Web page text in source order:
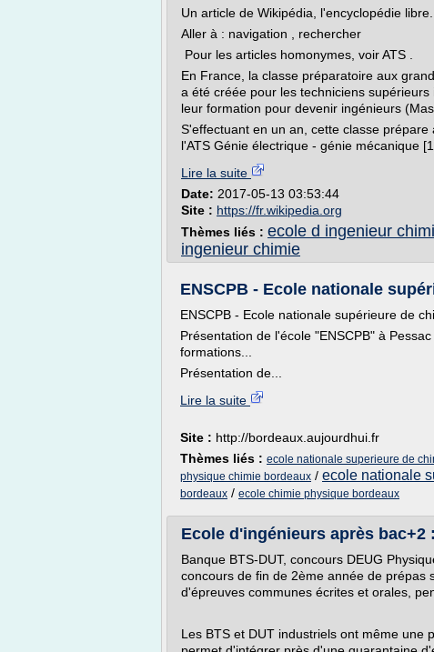
Un article de Wikipédia, l'encyclopédie libre.
Aller à : navigation , rechercher
Pour les articles homonymes, voir ATS .
En France, la classe préparatoire aux
a été créée pour les techniciens
leur formation pour devenir ingénieurs
S'effectuant en un an, cette classe
l'ATS Génie électrique - génie mécanique [1]
Lire la suite
Date: 2017-05-13 03:53:44
Site : https://fr.wikipedia.org
Thèmes liés : ecole d ingenieur
ingenieur chimie
ENSCPB - Ecole nationale
ENSCPB - Ecole nationale supérieure de
Présentation de l'école "ENSCPB" à
formations...
Présentation de...
Lire la suite
Site : http://bordeaux.aujourdhui.fr
Thèmes liés : ecole nationale superieure de
physique chimie bordeaux / ecole nationale
bordeaux / ecole chimie physique bordeaux
Ecole d'ingénieurs après bac+2
Banque BTS-DUT, concours DEUG
concours de fin de 2ème année de prépas
d'épreuves communes écrites et orales,
Les BTS et DUT industriels ont même une